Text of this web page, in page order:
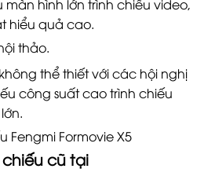
hình lớn trình chiếu video,
hiểu quả cao.
thảo.
thể thiết với các hội nghị
công suất cao trình chiếu
Fengmi Formovie X5
cũ tại